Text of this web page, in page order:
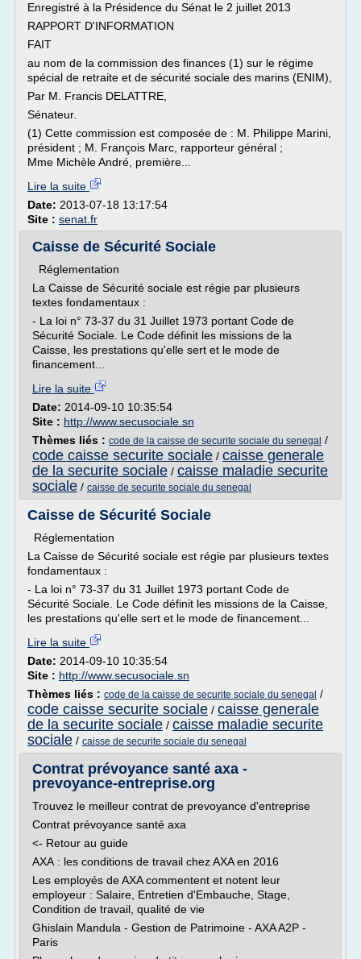
Enregistré à la Présidence du Sénat le 2 juillet 2013
RAPPORT D'INFORMATION
FAIT
au nom de la commission des finances (1) sur le régime
spécial de retraite et de sécurité sociale des marins (ENIM),
Par M. Francis DELATTRE,
Sénateur.
(1) Cette commission est composée de : M. Philippe Marini,
président ; M. François Marc, rapporteur général ;
Mme Michèle André, première...
Lire la suite
Date: 2013-07-18 13:17:54
Site : senat.fr
Caisse de Sécurité Sociale
Réglementation
La Caisse de Sécurité sociale est régie par plusieurs
textes fondamentaux :
- La loi n° 73-37 du 31 Juillet 1973 portant Code de
Sécurité Sociale. Le Code définit les missions de la
Caisse, les prestations qu'elle sert et le mode de
financement...
Lire la suite
Date: 2014-09-10 10:35:54
Site : http://www.secusociale.sn
Thèmes liés : code de la caisse de securite sociale du senegal /
code caisse securite sociale / caisse generale
de la securite sociale / caisse maladie securite
sociale / caisse de securite sociale du senegal
Caisse de Sécurité Sociale
Réglementation
La Caisse de Sécurité sociale est régie par plusieurs textes
fondamentaux :
- La loi n° 73-37 du 31 Juillet 1973 portant Code de
Sécurité Sociale. Le Code définit les missions de la Caisse,
les prestations qu'elle sert et le mode de financement...
Lire la suite
Date: 2014-09-10 10:35:54
Site : http://www.secusociale.sn
Thèmes liés : code de la caisse de securite sociale du senegal /
code caisse securite sociale / caisse generale
de la securite sociale / caisse maladie securite
sociale / caisse de securite sociale du senegal
Contrat prévoyance santé axa -
prevoyance-entreprise.org
Trouvez le meilleur contrat de prevoyance d'entreprise
Contrat prévoyance santé axa
<- Retour au guide
AXA : les conditions de travail chez AXA en 2016
Les employés de AXA commentent et notent leur
employeur : Salaire, Entretien d'Embauche, Stage,
Condition de travail, qualité de vie
Ghislain Mandula - Gestion de Patrimoine - AXA A2P -
Paris